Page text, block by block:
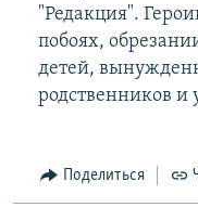
"Редакция".
побоях,
детей,
родственников и
Поделиться